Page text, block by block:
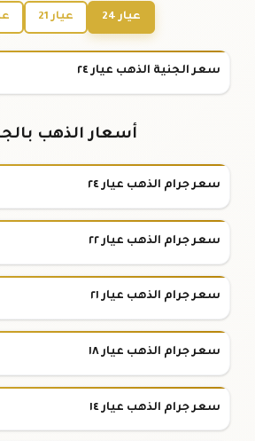
عيار 24 عيار 21
سعر الجنية الذهب عيار ٢٤
أسعار الذهب
سعر جرام الذهب عيار ٢٤
سعر جرام الذهب عيار ٢٢
سعر جرام الذهب عيار ٢١
سعر جرام الذهب عيار ١٨
سعر جرام الذهب عيار ١٤